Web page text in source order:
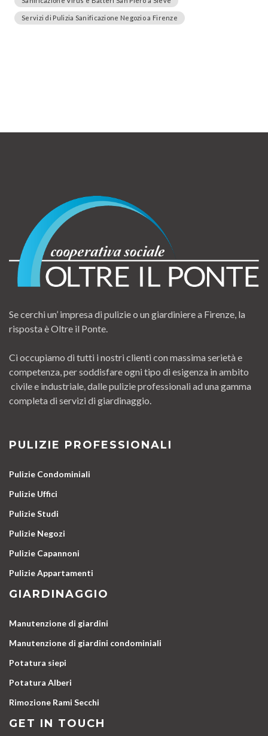
Servizi di Pulizia Sanificazione Negozio a Firenze
Se cerchi un’ impresa di pulizie o un giardiniere a Firenze, la
risposta è Oltre il Ponte.
Ci occupiamo di tutti i nostri clienti con massima serietà e
competenza, per soddisfare ogni tipo di esigenza in ambito
civile e industriale, dalle pulizie professionali ad una gamma
completa di servizi di giardinaggio.
PULIZIE PROFESSIONALI
Pulizie Condominiali
Pulizie Uffici
Pulizie Studi
Pulizie Negozi
Pulizie Capannoni
Pulizie Appartamenti
GIARDINAGGIO
Manutenzione di giardini
Manutenzione di giardini condominiali
Potatura siepi
Potatura Alberi
Rimozione Rami Secchi
GET IN TOUCH